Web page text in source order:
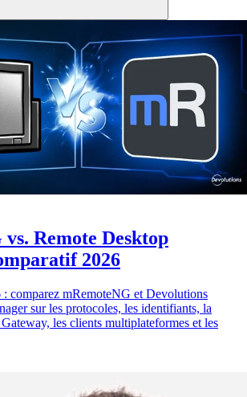
Remote Desktop
2026
comparez mRemoteNG et Devolutions
sur les protocoles, les identifiants, la
les clients multiplateformes et les